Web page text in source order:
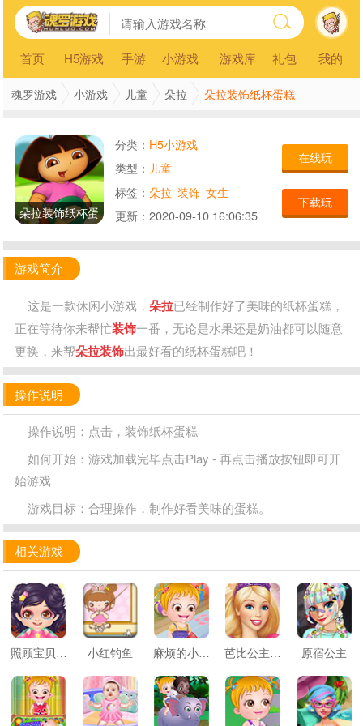
首页 H5游戏 手游 小游戏 游戏库 礼包 我的
魂罗游戏 小游戏 儿童 朵拉 朵拉装饰纸杯蛋糕
朵拉装饰纸杯蛋
分类： H5小游戏
类型： 儿童
标签： 朵拉 装饰 女生
更新： 2020-09-10 16:06:35
在线玩
下载玩
游戏简介
这是一款休闲小游戏，朵拉已经制作好了美味的纸杯蛋糕，
正在等待你来帮忙装饰一番，无论是水果还是奶油都可以随意
更换，来帮朵拉装饰出最好看的纸杯蛋糕吧！
操作说明
操作说明：点击，装饰纸杯蛋糕
如何开始：游戏加载完毕点击Play - 再点击播放按钮即可开
始游戏
游戏目标：合理操作，制作好看美味的蛋糕。
相关游戏
照顾宝贝莉莉 小红钓鱼 麻烦的小宝贝 芭比公主的卧室 原宿公主